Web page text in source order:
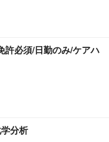
許必須/日勤のみ/ケアハ
分析